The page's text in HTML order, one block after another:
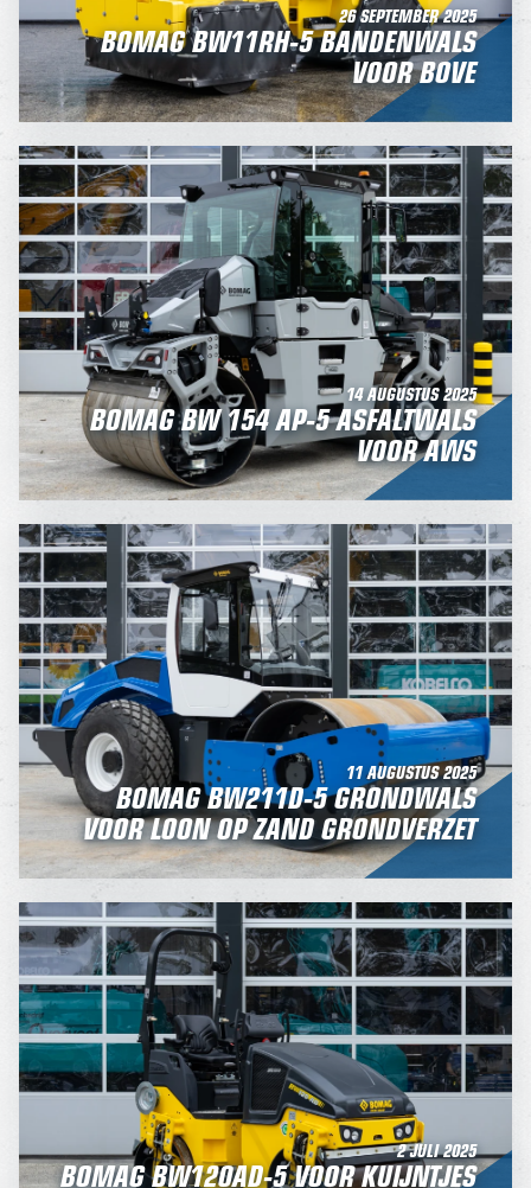
26 SEPTEMBER 2025
BOMAG BW11RH-5 BANDENWALS
VOOR BOVE
14 AUGUSTUS 2025
BOMAG BW 154 AP-5 ASFALTWALS
VOOR AWS
11 AUGUSTUS 2025
BOMAG BW211D-5 GRONDWALS
VOOR LOON OP ZAND GRONDVERZET
2 JULI 2025
BOMAG BW120AD-5 VOOR KUIJNTJES